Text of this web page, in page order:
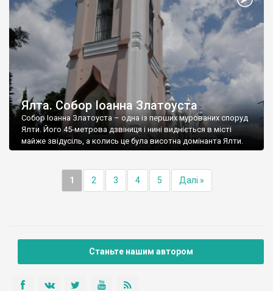
Ялта. Собор Іоанна Златоуста
Собор Іоанна Златоуста – одна із перших мурованих споруд
Ялти. Його 45-метрова дзвіниця і нині видніється в місті
майже звідусіль, а колись це була висотна домінанта Ялти.
1 2 3 4 5 Далі »
Станьте нашим автором